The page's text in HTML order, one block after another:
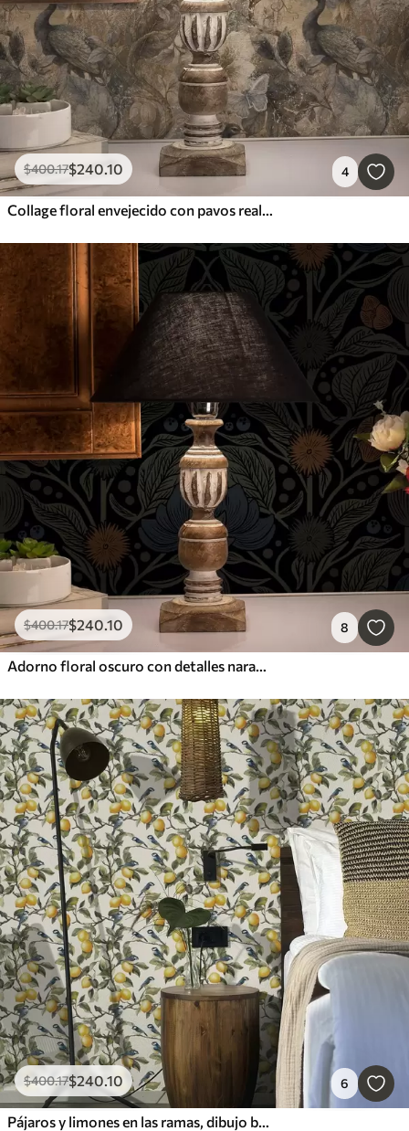
$400.17$240.10 4
Collage floral envejecido con pavos reales y mariposas
$400.17$240.10 8
Adorno floral oscuro con detalles naranjas
$400.17$240.10 6
Pájaros y limones en las ramas, dibujo botánico en acuarela